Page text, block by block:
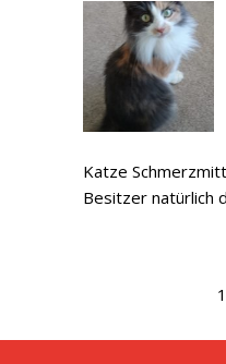
Katze
Besitzer natürlich